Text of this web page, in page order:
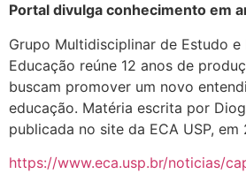
Portal divulga conhecimento em
Grupo Multidisciplinar de Estudo e
Educação reúne 12 anos de
buscam promover um novo
educação. Matéria escrita por
publicada no site da ECA USP,
https://www.eca.usp.br/noticias/